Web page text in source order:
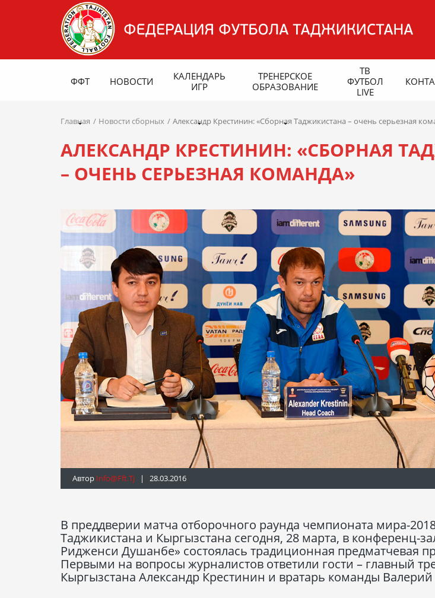
ФФТ НОВОСТИ
КАЛЕНДАРЬ
ИГР
ТРЕНЕРСКОЕ
ОБРАЗОВАНИЕ
ТВ
ФУТБОЛ
LIVE
Главная Новости сборных Александр Крестинин: «Сборная Таджикистана – очень серьезная
АЛЕКСАНДР КРЕСТИНИН: «СБОРНАЯ
– ОЧЕНЬ СЕРЬЕЗНАЯ КОМАНДА»
Автор Info@fft.tj | 28.03.2016
В преддверии матча отборочного раунда чемпионата мира-
Таджикистана и Кыргызстана сегодня, 28 марта, в конференц-
Ридженси Душанбе» состоялась традиционная предматчевая
Первыми на вопросы журналистов ответили гости – главный
Кыргызстана Александр Крестинин и вратарь команды